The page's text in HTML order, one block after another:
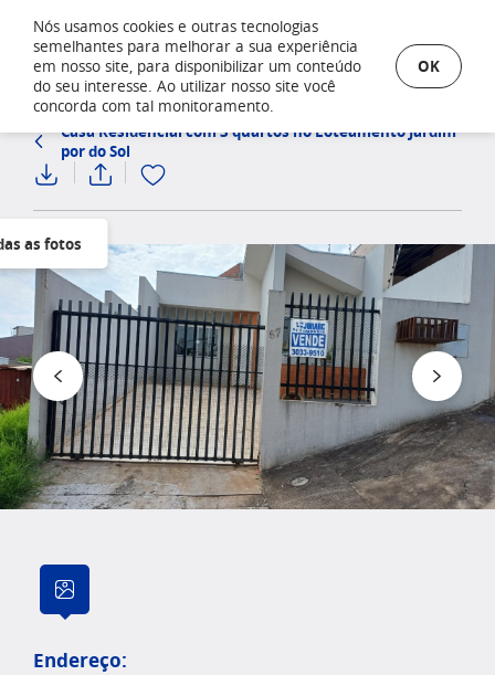
Casa Residencial com 3 quartos no Loteamento Jardim
por do Sol
as fotos
Endereço:
Nós usamos cookies e outras tecnologias
semelhantes para melhorar a sua experiência
em nosso site, para disponibilizar um conteúdo
do seu interesse. Ao utilizar nosso site você
concorda com tal monitoramento.
OK